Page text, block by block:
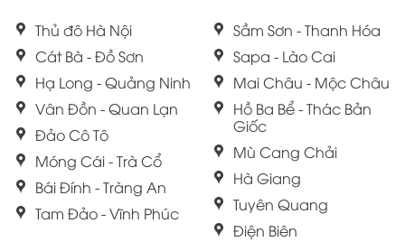
Thủ đô Hà Nội
Cát Bà - Đồ Sơn
Hạ Long - Quảng Ninh
Vân Đồn - Quan Lạn
Đảo Cô Tô
Móng Cái - Trà Cổ
Bái Đính - Tràng An
Tam Đảo - Vĩnh Phúc
Sầm Sơn - Thanh Hóa
Sapa - Lào Cai
Mai Châu - Mộc Châu
Hồ Ba Bể - Thác Bản
Giốc
Mù Cang Chải
Hà Giang
Tuyên Quang
Điện Biên